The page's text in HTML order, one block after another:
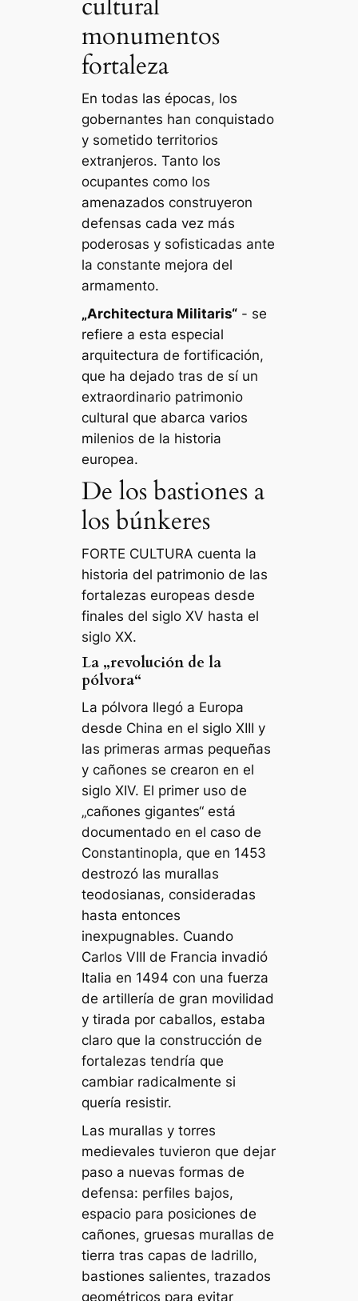
monumentos
fortaleza
En todas las épocas, los
gobernantes han conquistado
y sometido territorios
extranjeros. Tanto los
ocupantes como los
amenazados construyeron
defensas cada vez más
poderosas y sofisticadas ante
la constante mejora del
armamento.
„Architectura Militaris“ - se
refiere a esta especial
arquitectura de fortificación,
que ha dejado tras de sí un
extraordinario patrimonio
cultural que abarca varios
milenios de la historia
europea.
De los bastiones a
los búnkeres
FORTE CULTURA cuenta la
historia del patrimonio de las
fortalezas europeas desde
finales del siglo XV hasta el
siglo XX.
La „revolución de la
pólvora“
La pólvora llegó a Europa
desde China en el siglo XIII y
las primeras armas pequeñas
y cañones se crearon en el
siglo XIV. El primer uso de
„cañones gigantes“ está
documentado en el caso de
Constantinopla, que en 1453
destrozó las murallas
teodosianas, consideradas
hasta entonces
inexpugnables. Cuando
Carlos VIII de Francia invadió
Italia en 1494 con una fuerza
de artillería de gran movilidad
y tirada por caballos, estaba
claro que la construcción de
fortalezas tendría que
cambiar radicalmente si
quería resistir.
Las murallas y torres
medievales tuvieron que dejar
paso a nuevas formas de
defensa: perfiles bajos,
espacio para posiciones de
cañones, gruesas murallas de
tierra tras capas de ladrillo,
bastiones salientes, trazados
geométricos para evitar